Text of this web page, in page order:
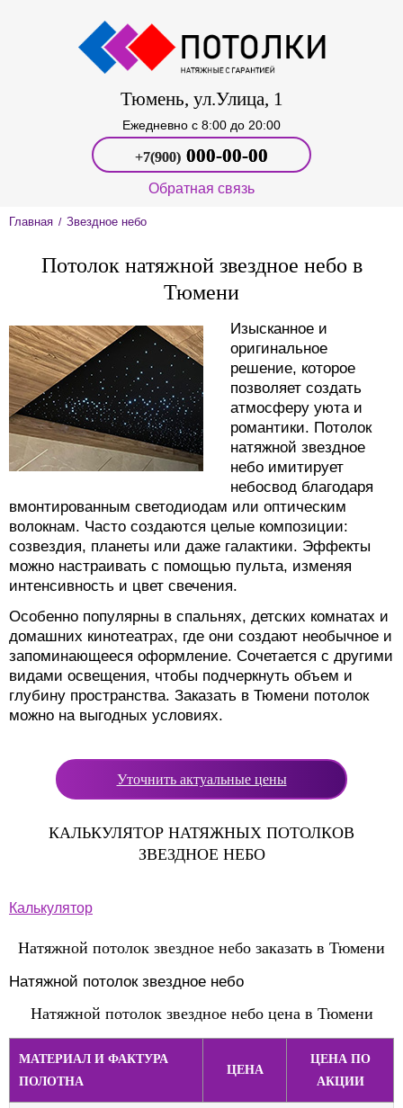
Тюмень, ул.Улица, 1
Ежедневно c 8:00 до 20:00
+7(900) 000‑00-00
Обратная связь
Главная / Звездное небо
Потолок натяжной звездное небо в
Тюмени
Изысканное и
оригинальное
решение, которое
позволяет создать
атмосферу уюта и
романтики. Потолок
натяжной звездное
небо имитирует
небосвод благодаря
вмонтированным светодиодам или оптическим
волокнам. Часто создаются целые композиции:
созвездия, планеты или даже галактики. Эффекты
можно настраивать с помощью пульта, изменяя
интенсивность и цвет свечения.
Особенно популярны в спальнях, детских комнатах и
домашних кинотеатрах, где они создают необычное и
запоминающееся оформление. Сочетается с другими
видами освещения, чтобы подчеркнуть объем и
глубину пространства. Заказать в Тюмени потолок
можно на выгодных условиях.
Уточнить актуальные цены
КАЛЬКУЛЯТОР НАТЯЖНЫХ ПОТОЛКОВ
ЗВЕЗДНОЕ НЕБО
Калькулятор
Натяжной потолок звездное небо заказать в Тюмени
Натяжной потолок звездное небо
Натяжной потолок звездное небо цена в Тюмени
МАТЕРИАЛ И ФАКТУРА
ПОЛОТНА
ЦЕНА
ЦЕНА ПО
АКЦИИ